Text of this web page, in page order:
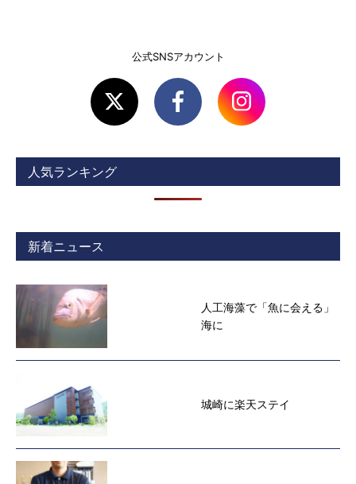
公式SNSアカウント
人気ランキング
新着ニュース
人工海藻で「魚に会える」
海に
城崎に楽天ステイ